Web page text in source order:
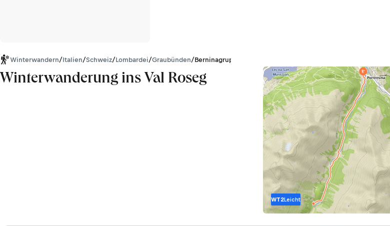
Winterwandern/Italien/Schweiz/Lombardei/Graubünden/Berninagruppe
Winterwanderung ins Val Roseg
WT2Leicht